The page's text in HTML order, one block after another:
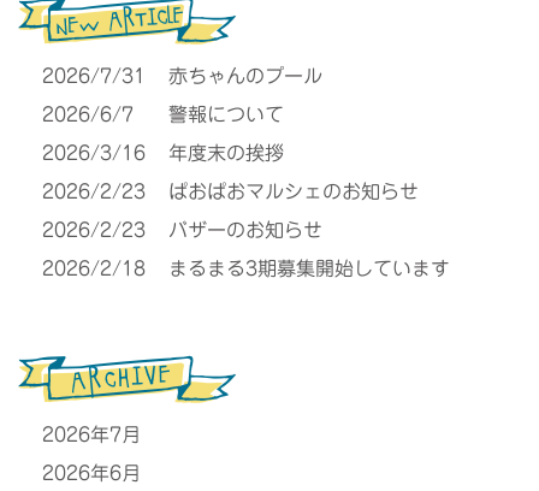
2026/7/31
赤ちゃんのプール
2026/6/7
警報について
2026/3/16
年度末の挨拶
2026/2/23
ぱおぱおマルシェのお知らせ
2026/2/23
バザーのお知らせ
2026/2/18
まるまる3期募集開始しています
2026年7月
2026年6月